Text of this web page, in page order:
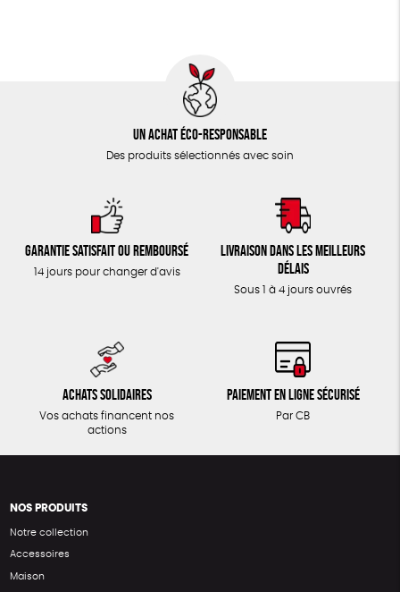
Un achat éco-responsable
Des produits sélectionnés avec soin
Garantie satisfait ou remboursé
14 jours pour changer d'avis
Livraison dans les meilleurs
délais
Sous 1 à 4 jours ouvrés
Achats solidaires
Vos achats financent nos
actions
Paiement en ligne sécurisé
Par CB
NOS PRODUITS
Notre collection
Accessoires
Maison